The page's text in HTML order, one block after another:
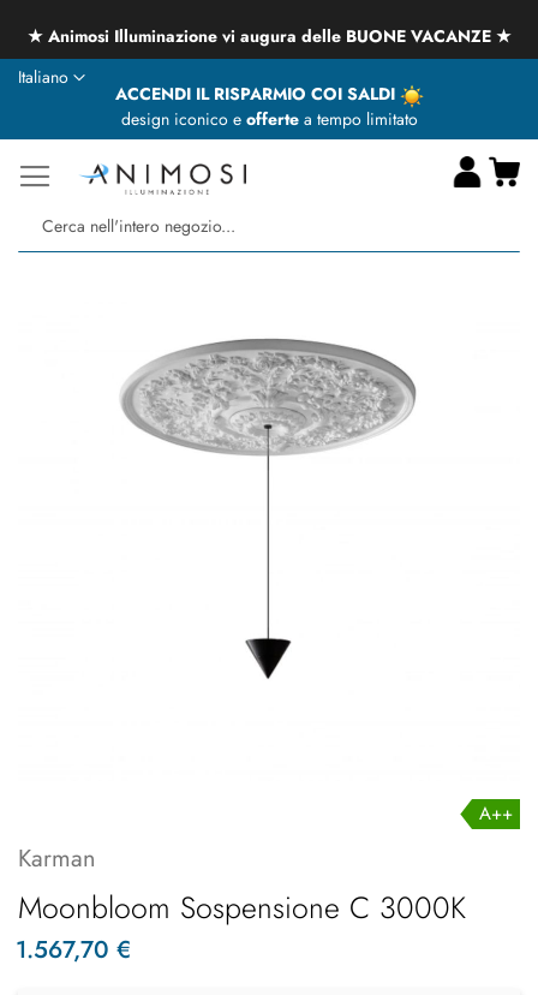
★ Animosi Illuminazione vi augura delle BUONE VACANZE ★
ACCENDI IL RISPARMIO COI SALDI
design iconico e offertea tempo limitato
Lingua
Italiano
A++
Karman
Moonbloom Sospensione C 3000K
1.567,70 €